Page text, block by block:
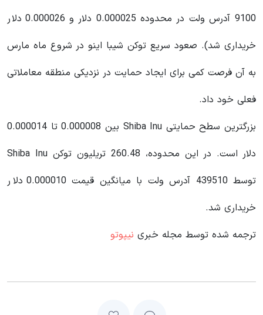
9100 آدرس ولت در محدوده 0.000025 دلار و 0.000026 دلار
خریداری شد). صعود سریع توکن شیبا اینو در شروع ماه مارس
به آن فرصت کمی برای ایجاد حمایت در نزدیکی منطقه معاملاتی
فعلی خود داد.
بزرگترین سطح حمایتی Shiba Inu بین 0.000008 تا 0.000014
دلار است. در این محدوده، 260.48 تریلیون توکن Shiba Inu
توسط 439510 آدرس ولت با میانگین قیمت 0.000010 دلار
خریداری شد.
ترجمه شده توسط مجله خبری نیپوتو